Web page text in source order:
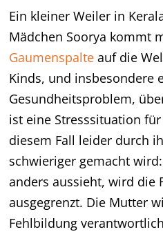
Ein kleiner Weiler in
Mädchen Soorya kommt
Gaumenspalte auf die
Kinds, und insbesondere
Gesundheitsproblem,
ist eine Stresssituation
diesem Fall leider durch
schwieriger gemacht
anders aussieht, wird die
ausgegrenzt. Die Mutter
Fehlbildung